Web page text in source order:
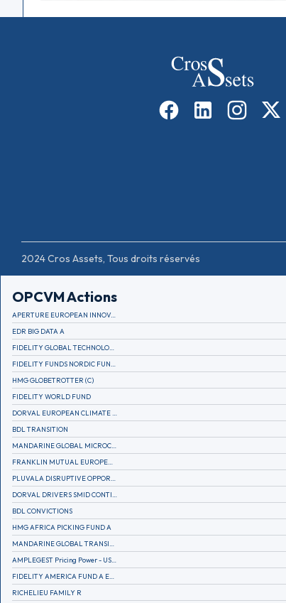
2024 Cros Assets, Tous droits réservés
OPCVM Actions
APERTURE EUROPEAN INNOVATION
EDR BIG DATA A
HMG GLOBETROTTER (C)
FIDELITY WORLD FUND
BDL TRANSITION
BDL CONVICTIONS
HMG AFRICA PICKING FUND A
RICHELIEU FAMILY R